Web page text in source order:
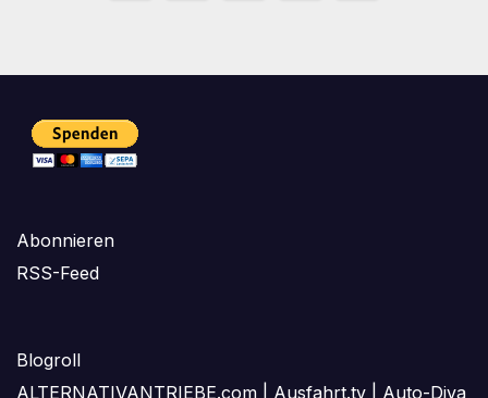
Beiträge
Abonnieren
RSS-Feed
Blogroll
ALTERNATIVANTRIEBE.com
Ausfahrt.tv
Auto-Diva